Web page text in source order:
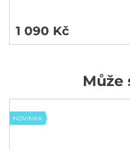
1 090 Kč
Může
NOVINKA